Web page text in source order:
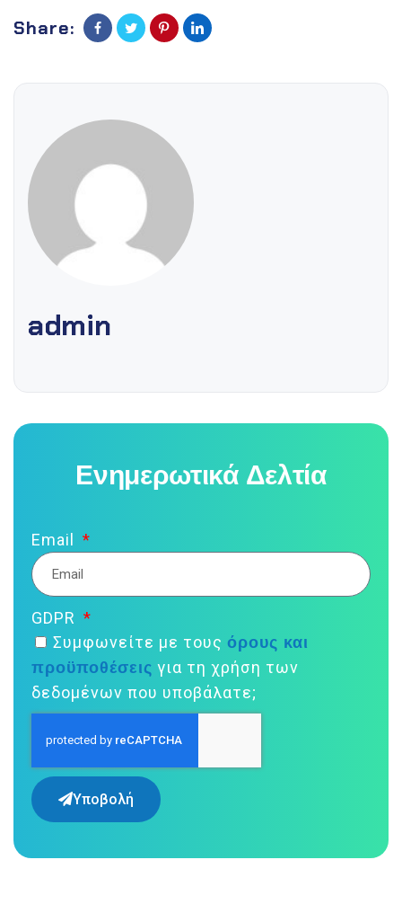
Share:
admin
Ενημερωτικά Δελτία
Email
GDPR
Συμφωνείτε με τους όρους και
προϋποθέσεις για τη χρήση των
δεδομένων που υποβάλατε;
Υποβολή